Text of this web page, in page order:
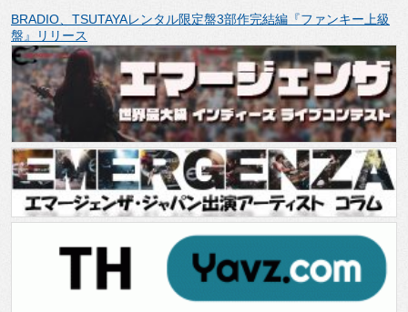
BRADIO、TSUTAYAレンタル限定盤3部作完結編『ファンキー上級
盤』リリース